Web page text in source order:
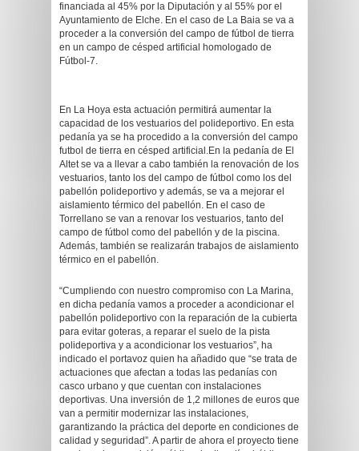
financiada al 45% por la Diputación y al 55% por el
Ayuntamiento de Elche. En el caso de La Baia se va a
proceder a la conversión del campo de fútbol de tierra
en un campo de césped artificial homologado de
Fútbol-7.
En La Hoya esta actuación permitirá aumentar la
capacidad de los vestuarios del polideportivo. En esta
pedanía ya se ha procedido a la conversión del campo
futbol de tierra en césped artificial.En la pedanía de El
Altet se va a llevar a cabo también la renovación de los
vestuarios, tanto los del campo de fútbol como los del
pabellón polideportivo y además, se va a mejorar el
aislamiento térmico del pabellón. En el caso de
Torrellano se van a renovar los vestuarios, tanto del
campo de fútbol como del pabellón y de la piscina.
Además, también se realizarán trabajos de aislamiento
térmico en el pabellón.
“Cumpliendo con nuestro compromiso con La Marina,
en dicha pedanía vamos a proceder a acondicionar el
pabellón polideportivo con la reparación de la cubierta
para evitar goteras, a reparar el suelo de la pista
polideportiva y a acondicionar los vestuarios”, ha
indicado el portavoz quien ha añadido que “se trata de
actuaciones que afectan a todas las pedanías con
casco urbano y que cuentan con instalaciones
deportivas. Una inversión de 1,2 millones de euros que
van a permitir modernizar las instalaciones,
garantizando la práctica del deporte en condiciones de
calidad y seguridad”. A partir de ahora el proyecto tiene